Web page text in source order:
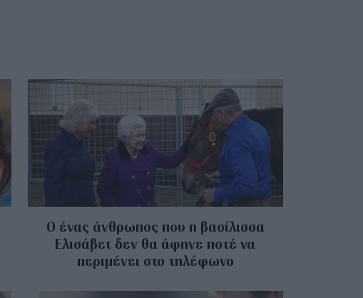
Ο ένας άνθρωπος που η βασίλισσα
Ελισάβετ δεν θα άφηνε ποτέ να
περιμένει στο τηλέφωνο